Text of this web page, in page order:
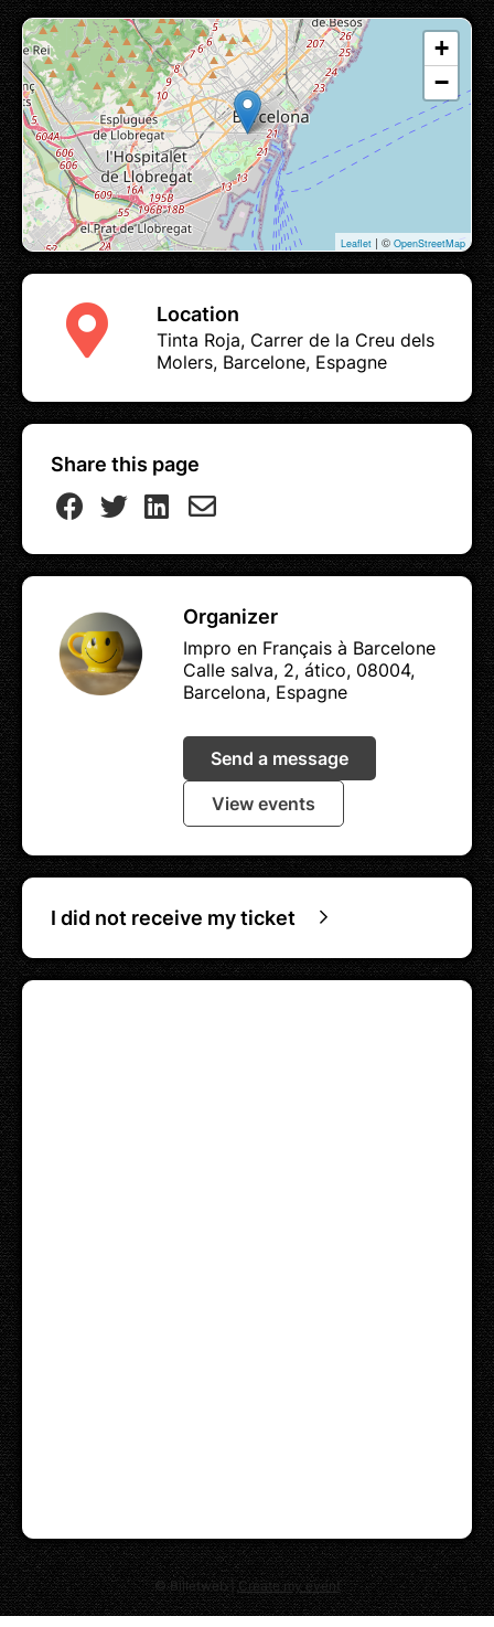
+
−
Leaflet | © OpenStreetMap
Location
Tinta Roja, Carrer de la Creu dels
Molers, Barcelone, Espagne
Share this page
Organizer
Impro en Français à Barcelone
Calle salva, 2, ático, 08004,
Barcelona, Espagne
Send a message
View events
I did not receive my ticket
© Billetweb |Create my event